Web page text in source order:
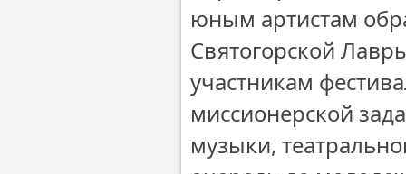
юным артистам
Святогорской
участникам
миссионерской
музыки,